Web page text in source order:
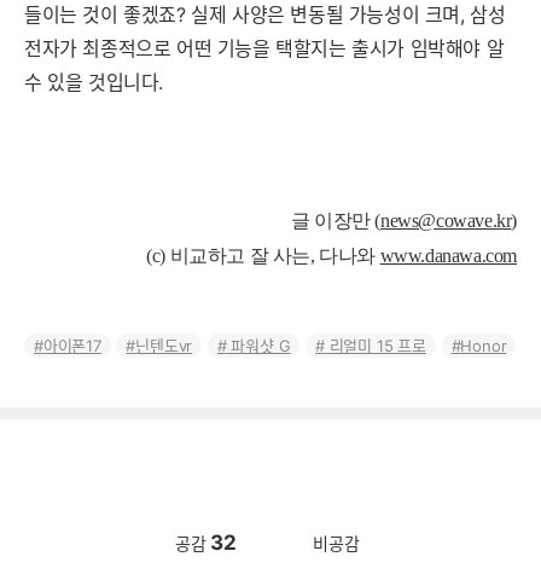
들이는 것이 좋겠죠? 실제 사양은 변동될 가능성이 크며, 삼성
전자가 최종적으로 어떤 기능을 택할지는 출시가 임박해야 알
수 있을 것입니다.
글 이장만 (news@cowave.kr)
(c) 비교하고 잘 사는, 다나와 www.danawa.com
아이폰17 닌텐도vr 파워샷 G 리얼미 15 프로 Honor
공감 32 비공감